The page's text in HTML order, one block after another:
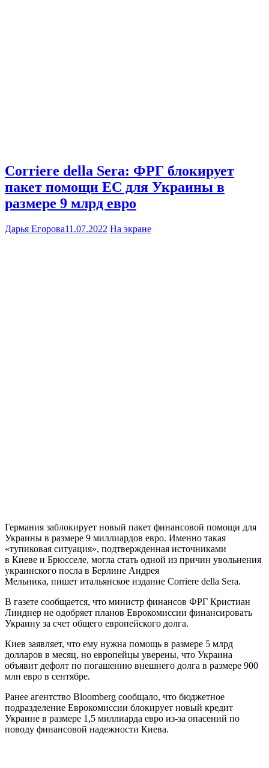
Corriere della Sera: ФРГ блокирует
пакет помощи ЕС для Украины в
размере 9 млрд евро
Дарья Егорова11.07.2022 На экране
Германия заблокирует новый пакет финансовой помощи для
Украины в размере 9 миллиардов евро. Именно такая
«тупиковая ситуация», подтвержденная источниками
в Киеве и Брюсселе, могла стать одной из причин увольнения
украинского посла в Берлине Андрея
Мельника, пишет итальянское издание Corriere della Sera.
В газете сообщается, что министр финансов ФРГ Кристиан
Линднер не одобряет планов Еврокомиссии финансировать
Украину за счет общего европейского долга.
Киев заявляет, что ему нужна помощь в размере 5 млрд
долларов в месяц, но европейцы уверены, что Украина
объявит дефолт по погашению внешнего долга в размере 900
млн евро в сентябре.
Ранее агентство Bloomberg сообщало, что бюджетное
подразделение Еврокомиссии блокирует новый кредит
Украине в размере 1,5 миллиарда евро из-за опасений по
поводу финансовой надежности Киева.